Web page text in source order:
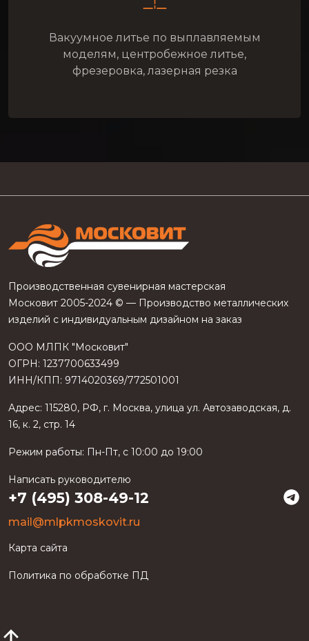
Вакуумное литье по выплавляемым
моделям, центробежное литье,
фрезеровка, лазерная резка
Производственная сувенирная мастерская
Московит 2005-2024 © — Производство металлических
изделий с индивидуальным дизайном на заказ
ООО МЛПК "Московит"
ОГРН: 1237700633499
ИНН/КПП: 9714020369/772501001
Адрес: 115280, РФ, г. Москва, улица ул. Автозаводская, д.
16, к. 2, стр. 14
Режим работы: Пн-Пт, с 10:00 до 19:00
Написать руководителю
+7 (495) 308-49-12
mail@mlpkmoskovit.ru
Карта сайта
Политика по обработке ПД